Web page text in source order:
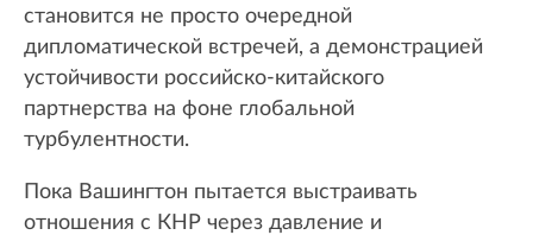
становится не просто очередной
дипломатической встречей, а демонстрацией
устойчивости российско-китайского
партнерства на фоне глобальной
турбулентности.
Пока Вашингтон пытается выстраивать
отношения с КНР через давление и